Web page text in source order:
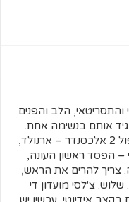
והתסריטאי, הלב והפנים
אותם בנשימה אחת.
צ'לסי 1 קאנטה ליברפול 2 אלכסנדר – ארנולד,
– הפסד ראשון העונה,
צריך להרים את הראש,
צ'לסי מועדון די